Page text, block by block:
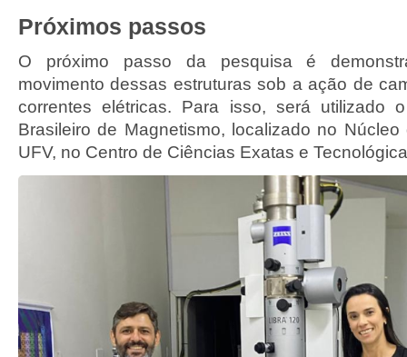
Próximos passos
O próximo passo da pesquisa é
movimento dessas estruturas sob a ação de
correntes elétricas. Para isso, será utilizado
Brasileiro de Magnetismo, localizado no
UFV, no Centro de Ciências Exatas e